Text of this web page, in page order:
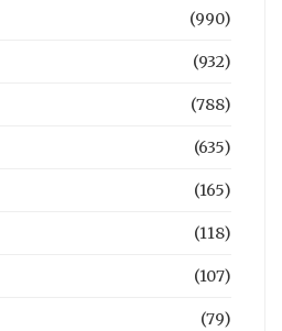
(990)
(932)
(788)
(635)
(165)
(118)
(107)
(79)